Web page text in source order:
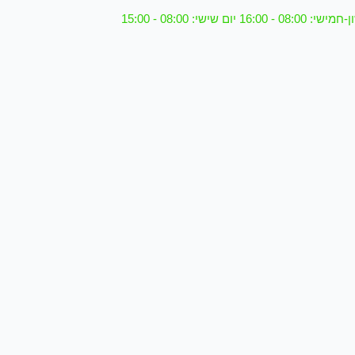
- 16:00 יום שישי: 08:00 - 15:00